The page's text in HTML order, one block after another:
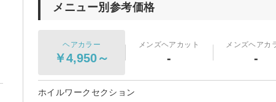
メニュー別参考価格
ヘアカラー
￥4,950～
メンズヘアカット
-
メンズヘアカ
-
ホイルワークセクション